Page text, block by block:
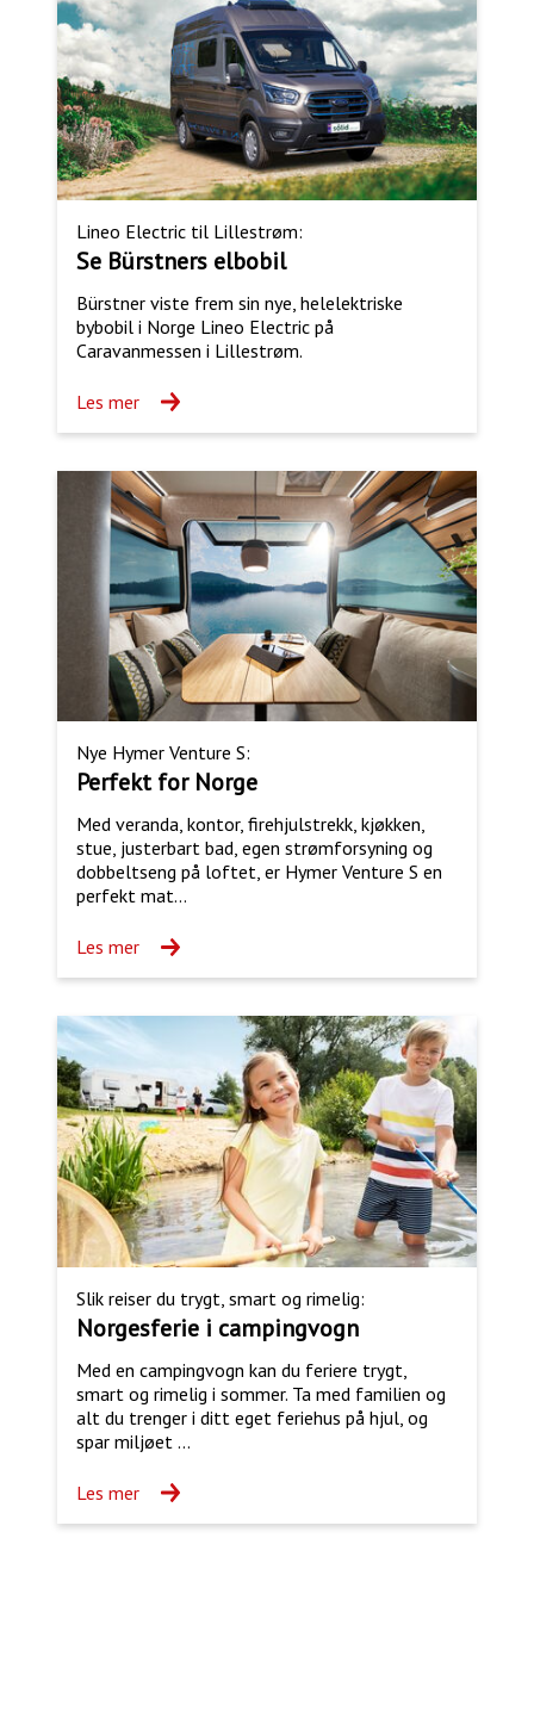
Lineo Electric til Lillestrøm:
Se Bürstners elbobil
Bürstner viste frem sin nye, helelektriske
bybobil i Norge Lineo Electric på
Caravanmessen i Lillestrøm.
Les mer
Nye Hymer Venture S:
Perfekt for Norge
Med veranda, kontor, firehjulstrekk, kjøkken,
stue, justerbart bad, egen strømforsyning og
dobbeltseng på loftet, er Hymer Venture S en
perfekt mat...
Les mer
Slik reiser du trygt, smart og rimelig:
Norgesferie i campingvogn
Med en campingvogn kan du feriere trygt,
smart og rimelig i sommer. Ta med familien og
alt du trenger i ditt eget feriehus på hjul, og
spar miljøet ...
Les mer